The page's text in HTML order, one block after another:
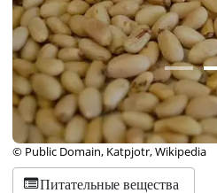
© Public Domain, Katpjotr, Wikipedia
Питательные вещества